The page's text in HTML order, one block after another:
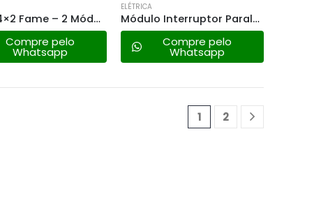
Placa 4×2 Fame – 2 Módulo Horizontal – Modulare 0072
Compre pelo
Whatsapp
ELÉTRICA
Módulo Interruptor Paralelo Fame – 2865 Modulare/evidence
Compre pelo
Whatsapp
1 2